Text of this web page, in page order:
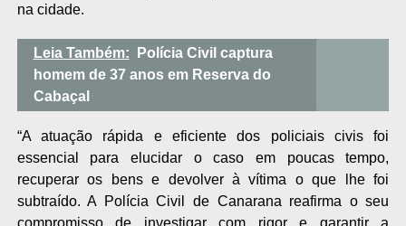
na cidade.
Leia Também:
Polícia Civil captura
homem de 37 anos em Reserva do
Cabaçal
“A atuação rápida e eficiente dos policiais civis foi
essencial para elucidar o caso em poucas tempo,
recuperar os bens e devolver à vítima o que lhe foi
subtraído. A Polícia Civil de Canarana reafirma o seu
compromisso de investigar com rigor e garantir a